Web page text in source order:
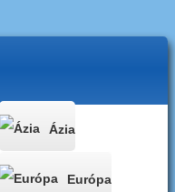
Ázia
Európa